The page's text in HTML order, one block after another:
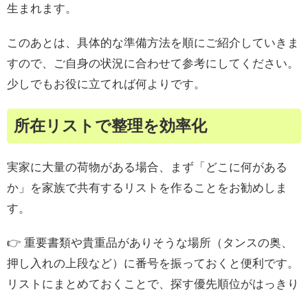
生まれます。
このあとは、具体的な準備方法を順にご紹介していきま
すので、ご自身の状況に合わせて参考にしてください。
少しでもお役に立てれば何よりです。
所在リストで整理を効率化
実家に大量の荷物がある場合、まず「どこに何がある
か」を家族で共有するリストを作ることをお勧めしま
す。
👉 重要書類や貴重品がありそうな場所（タンスの奥、
押し入れの上段など）に番号を振っておくと便利です。
リストにまとめておくことで、探す優先順位がはっきり